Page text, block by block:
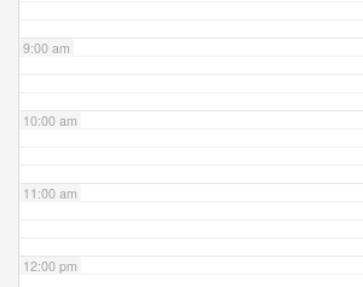
9:00 am
10:00 am
11:00 am
12:00 pm